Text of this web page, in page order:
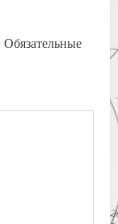
Обязательные